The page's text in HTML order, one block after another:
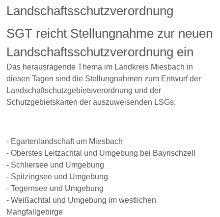
Landschaftsschutzverordnung
SGT reicht Stellungnahme zur neuen
Landschaftsschutzverordnung ein
Das herausragende Thema im Landkreis Miesbach in
diesen Tagen sind die Stellungnahmen zum Entwurf der
Landschaftschutzgebietsverordnung und der
Schutzgebietskarten der auszuweisenden LSGs:
- Egartenlandschaft um Miesbach
- Oberstes Leitzachtal und Umgebung bei Bayrischzell
- Schliersee und Umgebung
- Spitzingsee und Umgebung
- Tegernsee und Umgebung
- Weißachtal und Umgebung im westlichen
Mangfallgebirge